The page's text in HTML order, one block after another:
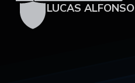
LUCAS ALFONSO